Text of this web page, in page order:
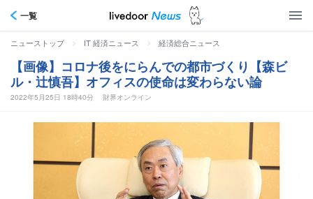
一覧
ニューストップ > IT 経済ニュース > 経済総合ニュース
【画像】コロナ後をにらんでの都市づくり【森ビ
ル・辻慎吾】オフィスの使命は変わらない論
2022年5月25日 18時40分 財界オンライン